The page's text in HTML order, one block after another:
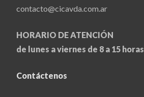
contacto@cicavda.com.ar
HORARIO DE ATENCIÓN
de lunes a viernes de 8 a 15 horas
Contáctenos